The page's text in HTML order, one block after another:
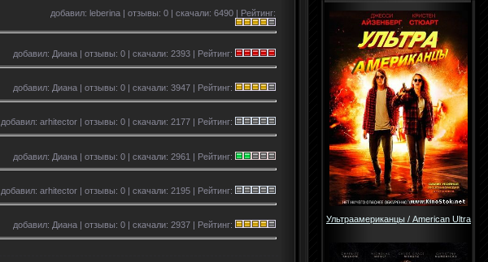
добавил: leberina | отзывы: 0 | скачали: 6490 | Рейтинг:
добавил: Диана | отзывы: 0 | скачали: 2393 | Рейтинг:
добавил: Диана | отзывы: 0 | скачали: 3947 | Рейтинг:
добавил: arhitector | отзывы: 0 | скачали: 2177 | Рейтинг:
добавил: Диана | отзывы: 0 | скачали: 2961 | Рейтинг:
добавил: arhitector | отзывы: 0 | скачали: 2195 | Рейтинг:
добавил: Диана | отзывы: 0 | скачали: 2937 | Рейтинг:
Ультраамериканцы / American Ultra